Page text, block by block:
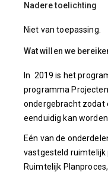
Nadere toelichting
Niet van toepassing.
Wat willen we
In 2019 is het
programma
ondergebracht zodat
eenduidig kan
Eén van de
vastgesteld ruimtelijk
Ruimtelijk